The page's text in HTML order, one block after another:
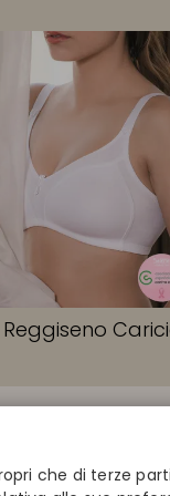
Reggiseno
che di terze
Unisciti alla